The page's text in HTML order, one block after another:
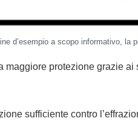
d’esempio a scopo informativo, la
maggiore protezione grazie
sufficiente contro